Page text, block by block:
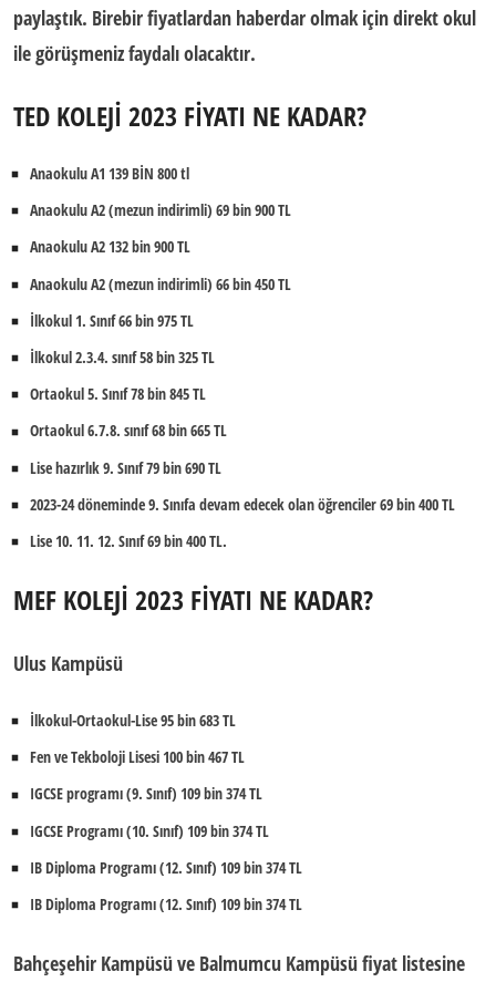
paylaştık. Birebir fiyatlardan haberdar olmak için direkt okul
ile görüşmeniz faydalı olacaktır.
TED KOLEJİ 2023 FİYATI NE KADAR?
Anaokulu A1 139 BİN 800 tl
Anaokulu A2 (mezun indirimli) 69 bin 900 TL
Anaokulu A2 132 bin 900 TL
Anaokulu A2 (mezun indirimli) 66 bin 450 TL
İlkokul 1. Sınıf 66 bin 975 TL
İlkokul 2.3.4. sınıf 58 bin 325 TL
Ortaokul 5. Sınıf 78 bin 845 TL
Ortaokul 6.7.8. sınıf 68 bin 665 TL
Lise hazırlık 9. Sınıf 79 bin 690 TL
2023-24 döneminde 9. Sınıfa devam edecek olan öğrenciler 69 bin 400 TL
Lise 10. 11. 12. Sınıf 69 bin 400 TL.
MEF KOLEJİ 2023 FİYATI NE KADAR?
Ulus Kampüsü
İlkokul-Ortaokul-Lise 95 bin 683 TL
Fen ve Tekboloji Lisesi 100 bin 467 TL
IGCSE programı (9. Sınıf) 109 bin 374 TL
IGCSE Programı (10. Sınıf) 109 bin 374 TL
IB Diploma Programı (12. Sınıf) 109 bin 374 TL
IB Diploma Programı (12. Sınıf) 109 bin 374 TL
Bahçeşehir Kampüsü ve Balmumcu Kampüsü fiyat listesine